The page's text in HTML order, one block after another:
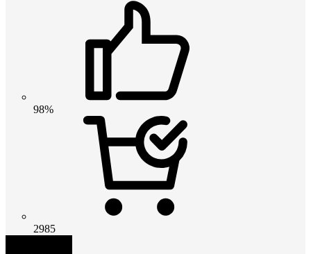
98%
2985